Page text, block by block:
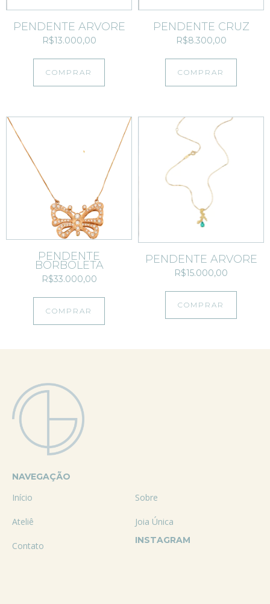
PENDENTE ÁRVORE
R$13.000,00
COMPRAR
PENDENTE CRUZ
R$8.300,00
COMPRAR
PENDENTE
BORBOLETA
R$33.000,00
COMPRAR
PENDENTE ÁRVORE
R$15.000,00
COMPRAR
NAVEGAÇÃO
Início Sobre
Ateliê Joia Única
Contato INSTAGRAM